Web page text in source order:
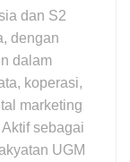
dan S2
dengan
dalam
koperasi,
marketing
sebagai
UGM